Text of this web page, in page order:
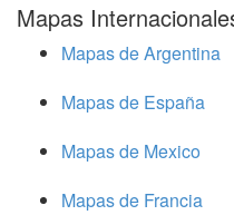
Mapas
Mapas de Argentina
Mapas de España
Mapas de Mexico
Mapas de Francia